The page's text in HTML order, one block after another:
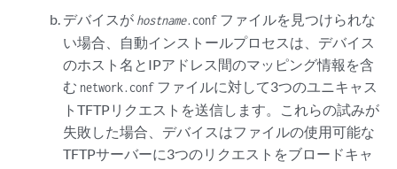
デバイスが hostname.confファイルを見つけられな
い場合、自動インストールプロセスは、デバイス
のホスト名とIPアドレス間のマッピング情報を含
む network.confファイルに対して3つのユニキャス
トTFTPリクエストを送信します。これらの試みが
失敗した場合、デバイスはファイルの使用可能な
TFTPサーバーに3つのリクエストをブロードキャ